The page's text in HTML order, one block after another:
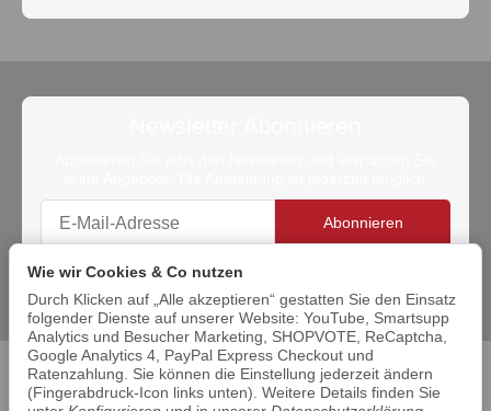
Abonnieren
Bitte beachten Sie unsere Datenschutzerklärung
Datenschutz•Impressum
Wie wir Cookies & Co nutzen
Durch Klicken auf „Alle akzeptieren“ gestatten Sie den Einsatz
folgender Dienste auf unserer Website: YouTube, Smartsupp
Analytics und Besucher Marketing, SHOPVOTE, ReCaptcha,
Google Analytics 4, PayPal Express Checkout und
Ratenzahlung. Sie können die Einstellung jederzeit ändern
(Fingerabdruck-Icon links unten). Weitere Details finden Sie